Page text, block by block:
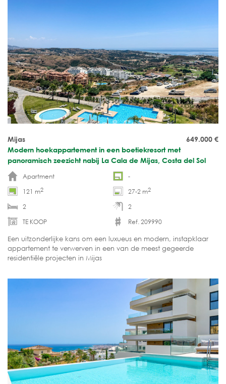
649.000 €
Mijas
Modern hoekappartement in een boetiekresort met
panoramisch zeezicht nabij La Cala de Mijas, Costa del Sol
Apartment
-
121 m2 27-2 m2
2
2
TE KOOP
Ref. 209990
Een uitzonderlijke kans om een luxueus en modern, instapklaar
appartement te verwerven in een van de meest gegeerde
residentiële projecten in Mijas